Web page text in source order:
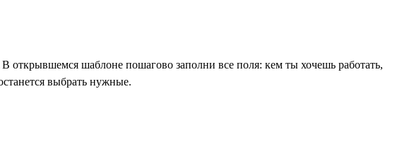
открывшемся шаблоне пошагово заполни все поля: кем ты хочешь работать,
выбрать нужные.